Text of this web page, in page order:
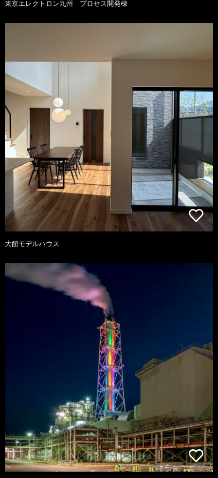
東京エレクトロン九州 プロセス開発棟
大館モデルハウス